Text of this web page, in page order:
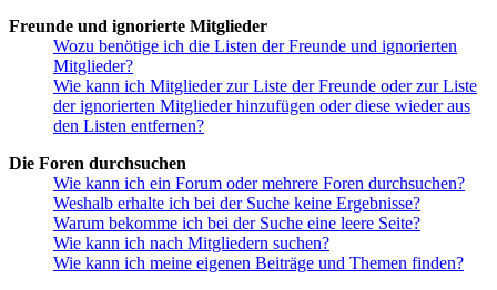
Freunde und ignorierte Mitglieder
Wozu benötige ich die Listen der Freunde und ignorierten
Mitglieder?
Wie kann ich Mitglieder zur Liste der Freunde oder zur Liste
der ignorierten Mitglieder hinzufügen oder diese wieder aus
den Listen entfernen?
Die Foren durchsuchen
Wie kann ich ein Forum oder mehrere Foren durchsuchen?
Weshalb erhalte ich bei der Suche keine Ergebnisse?
Warum bekomme ich bei der Suche eine leere Seite?
Wie kann ich nach Mitgliedern suchen?
Wie kann ich meine eigenen Beiträge und Themen finden?